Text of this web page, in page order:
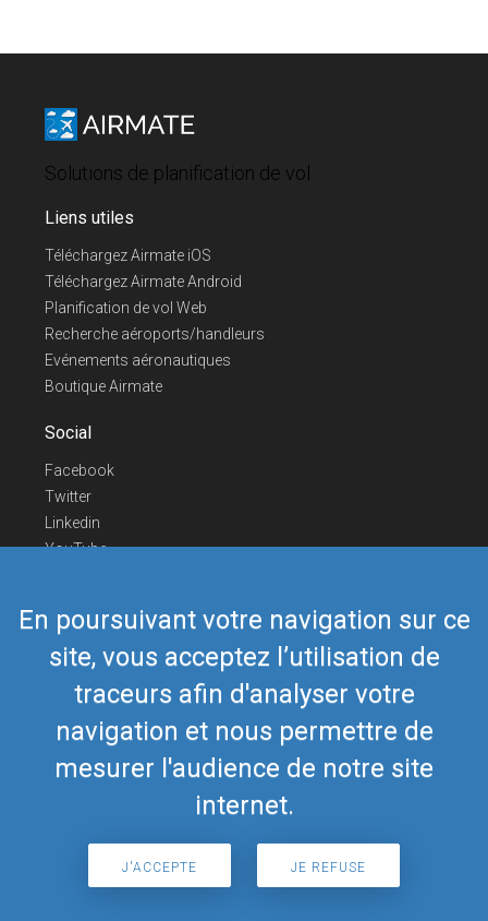
En poursuivant votre navigation sur ce
site, vous acceptez l’utilisation de
traceurs afin d'analyser votre
navigation et nous permettre de
mesurer l'audience de notre site
internet.
J'ACCEPTE JE REFUSE
Solutions de planification de vol
Liens utiles
Téléchargez Airmate iOS
Téléchargez Airmate Android
Planification de vol Web
Recherche aéroports/handleurs
Evénements aéronautiques
Boutique Airmate
Social
Facebook
Twitter
Linkedin
YouTube
Nous contacter
Téléphone Europe+352 26441835
Téléphone US/Canada418-592-8862
(c) Myriel Aviation SA
© 2019 Airmate -Conditions d'utilisation-Vie
Back to top